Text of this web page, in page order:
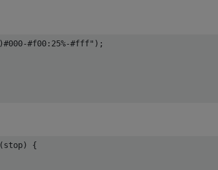
#f00:25%-#fff" );
(stop) {